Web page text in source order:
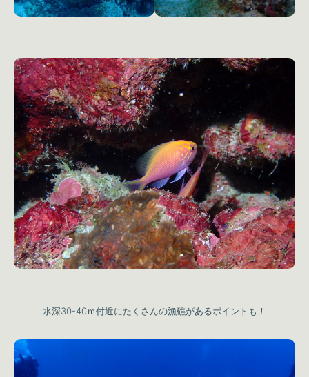
水深30-40ｍ付近にたくさんの漁礁があるポイントも！